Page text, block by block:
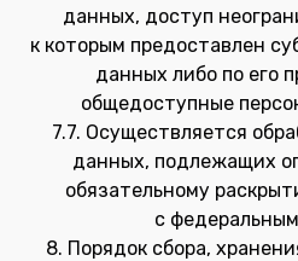
данных, доступ
к которым предоставлен
данных либо по его
общедоступные
7.7. Осуществляется
данных, подлежащих
обязательному
с
8. Порядок сбора,